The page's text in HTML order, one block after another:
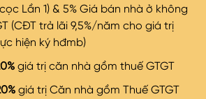
Lần 1) & 5% Giá bán nhà ở không
(CĐT trả lãi 9,5%/năm cho giá trị
hiện ký hđmb)
giá trị căn nhà gồm thuế GTGT
giá trị Căn nhà gồm Thuế GTGT